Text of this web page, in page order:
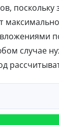
случае